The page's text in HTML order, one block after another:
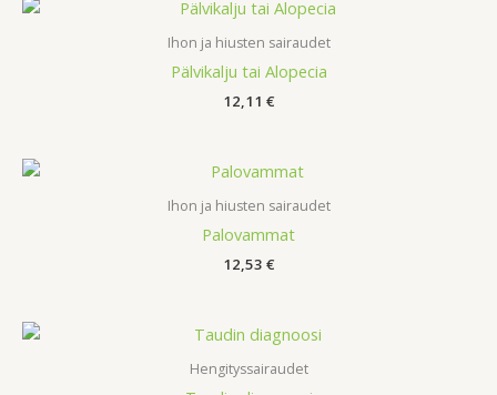
Ihon ja hiusten sairaudet
Pälvikalju tai Alopecia
12,11 €
Ihon ja hiusten sairaudet
Palovammat
12,53 €
Hengityssairaudet